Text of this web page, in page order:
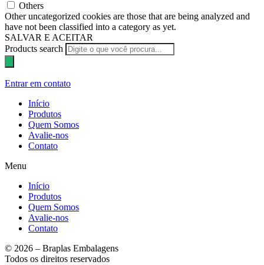
Others
Other uncategorized cookies are those that are being analyzed and
have not been classified into a category as yet.
SALVAR E ACEITAR
Products search
Entrar em contato
Início
Produtos
Quem Somos
Avalie-nos
Contato
Menu
Início
Produtos
Quem Somos
Avalie-nos
Contato
© 2026 – Braplas Embalagens
Todos os direitos reservados